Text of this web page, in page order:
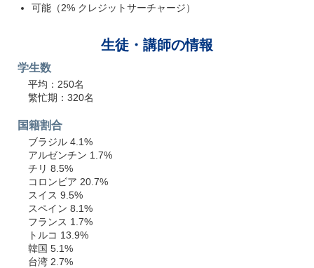
可能（2% クレジットサーチャージ）
生徒・講師の情報
学生数
平均：250名
繁忙期：320名
国籍割合
ブラジル 4.1%
アルゼンチン 1.7%
チリ 8.5%
コロンビア 20.7%
スイス 9.5%
スペイン 8.1%
フランス 1.7%
トルコ 13.9%
韓国 5.1%
台湾 2.7%